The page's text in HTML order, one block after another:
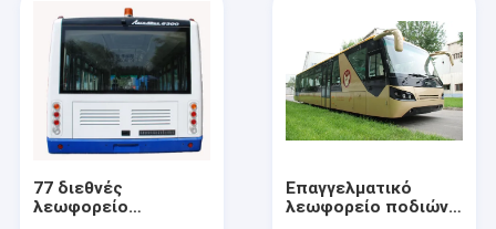
77 διεθνές
λεωφορείο
Επαγγελματικό
λεωφορείο ποδιών